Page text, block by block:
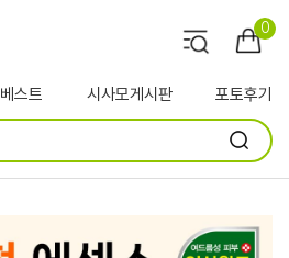
0
베스트 시사모게시판 포토후기